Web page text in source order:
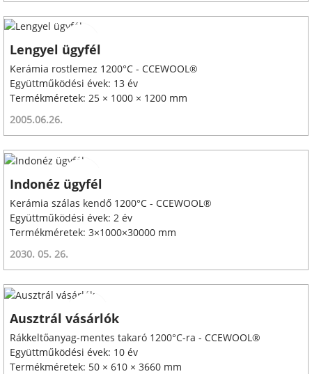
Lengyel ügyfél
Kerámia rostlemez 1200°C - CCEWOOL®
Együttműködési évek: 13 év
Termékméretek: 25 × 1000 × 1200 mm
2005.06.26.
Indonéz ügyfél
Kerámia szálas kendő 1200°C - CCEWOOL®
Együttműködési évek: 2 év
Termékméretek: 3×1000×30000 mm
2030. 05. 26.
Ausztrál vásárlók
Rákkeltőanyag-mentes takaró 1200°C-ra - CCEWOOL®
Együttműködési évek: 10 év
Termékméretek: 50 × 610 × 3660 mm